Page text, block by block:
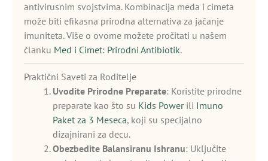
antivirusnim svojstvima. Kombinacija meda i cimeta
može biti efikasna prirodna alternativa za jačanje
imuniteta. Više o ovome možete pročitati u našem
članku Med i Cimet: Prirodni Antibiotik.
Praktični Saveti za Roditelje
Uvodite Prirodne Preparate: Koristite prirodne
preparate kao što su Kids Powerili Imuno
Paket za 3 Meseca, koji su specijalno
dizajnirani za decu.
Obezbedite Balansiranu Ishranu: Uključite